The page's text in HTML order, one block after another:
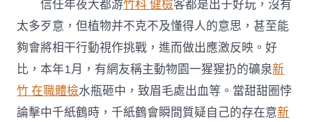
信任年夜大都游竹科 健檢客都是出于好玩，沒有
太多歹意，但植物并不克不及懂得人的意思，甚至能
夠會將相干行動視作挑戰，進而做出應激反映。好
比，本年1月，有網友稱主動物園一猩猩扔的礦泉新
竹 在職體檢水瓶砸中，致眉毛處出血等。當甜甜圈悖
論擊中千紙鶴時，千紙鶴會瞬間質疑自己的存在意新